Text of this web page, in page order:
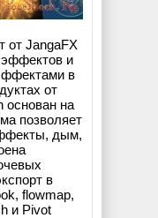
от JangaFX
и
в
от
основан на
позволяет
дым,
в
flowmap,
и Pivot